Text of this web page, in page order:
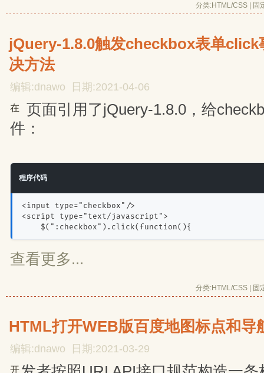
分类:HTML/CSS 固
jQuery-1.8.0触发checkbox表单click
决方法
编辑:dnawo 日期:2021-04-06
在
页面引用了jQuery-1.8.0，给
件：
程序代码
<input type="checkbox"/>
<script type="text/javascript">
$(":checkbox").click(function(){
查看更多...
分类:HTML/CSS 固
HTML打开WEB版百度地图标点和导
编辑:dnawo 日期:2021-03-29
开